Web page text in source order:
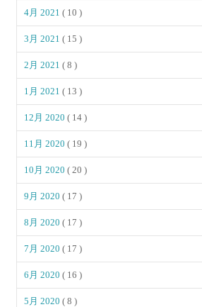
4月 2021( 10 )
3月 2021( 15 )
2月 2021( 8 )
1月 2021( 13 )
12月 2020( 14 )
11月 2020( 19 )
10月 2020( 20 )
9月 2020( 17 )
8月 2020( 17 )
7月 2020( 17 )
6月 2020( 16 )
5月 2020( 8 )